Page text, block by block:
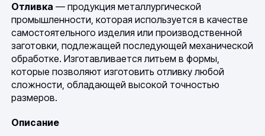
Отливка — продукция металлургической
промышленности, которая используется в качестве
самостоятельного изделия или производственной
заготовки, подлежащей последующей механической
обработке. Изготавливается литьем в формы,
которые позволяют изготовить отливку любой
сложности, обладающей высокой точностью
размеров.
Описание